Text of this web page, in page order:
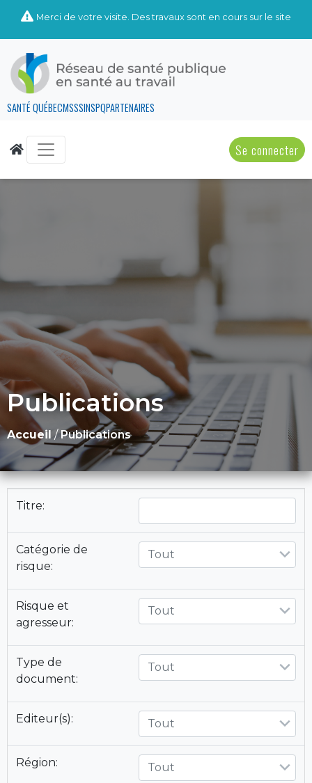
Merci de votre visite. Des travaux sont en cours sur le site
SANTÉ QUÉBECMSSSINSPQPARTENAIRES
Se connecter
Publications
Accueil /Publications
Titre:
Catégorie de
risque:
Tout
Risque et
agresseur:
Tout
Type de
document:
Tout
Editeur(s): Tout
Région: Tout